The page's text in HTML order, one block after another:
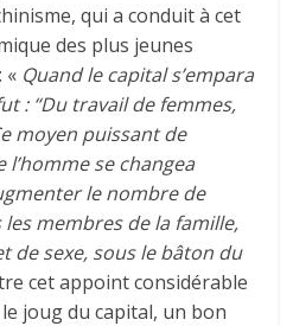
qui a conduit à cet
des plus jeunes
« Quand le capital s’empara
: “Du travail de femmes,
moyen puissant de
se changea
le nombre de
membres de la famille,
de sexe, sous le bâton du
cet appoint considérable
joug du capital, un bon